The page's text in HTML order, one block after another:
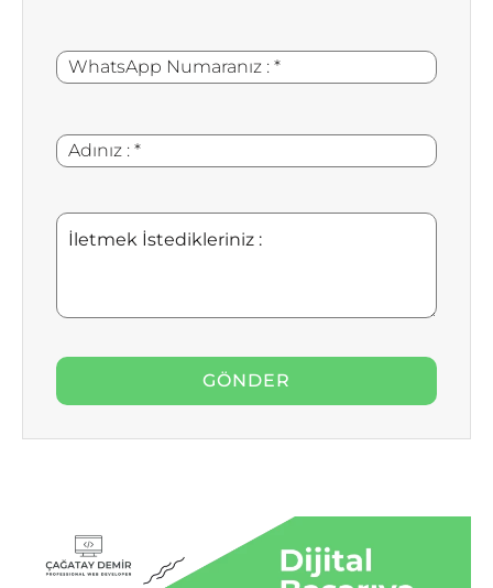
WhatsApp
Numaranız
*
Adınız
:
*
İletmek
İstedikleriniz